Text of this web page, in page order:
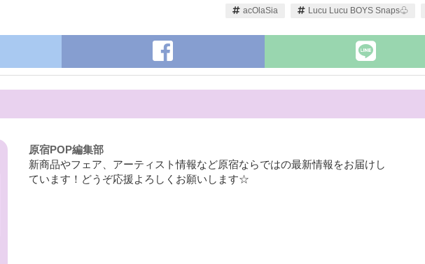
acOlaSia Lucu Lucu BOYS Snaps♧
原宿POP編集部
新商品やフェア、アーティスト情報など原宿ならではの最新情報をお届けし
ています！どうぞ応援よろしくお願いします☆